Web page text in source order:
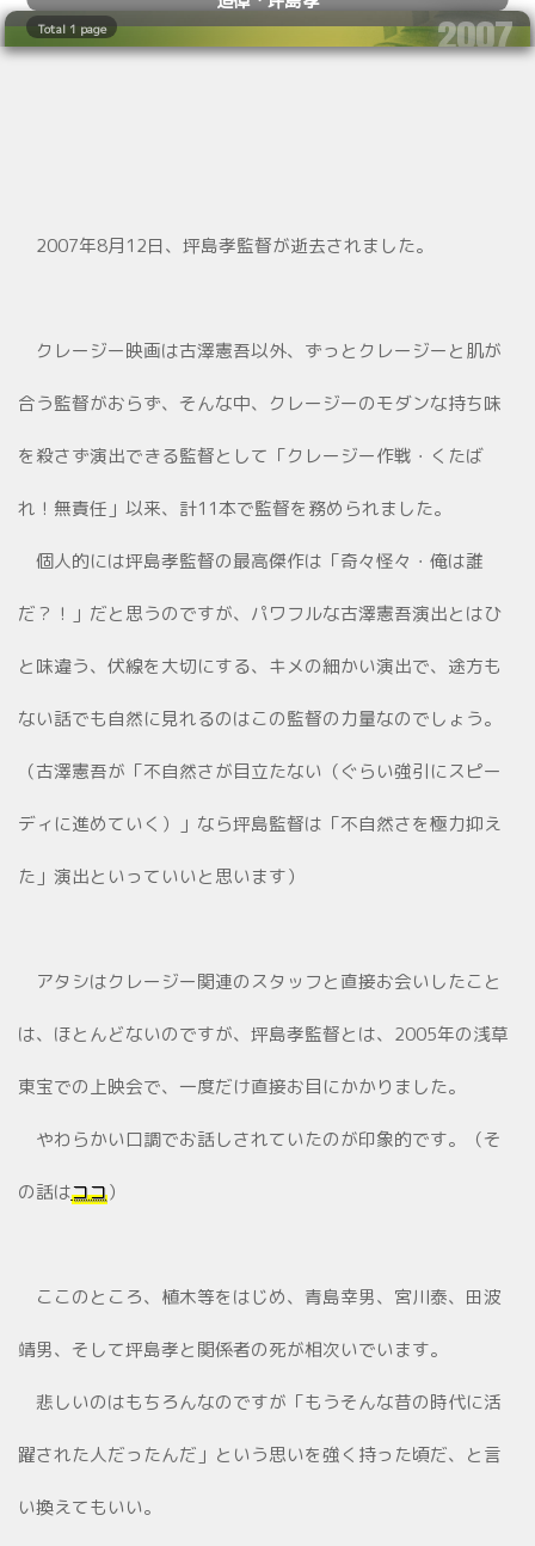
2007
08.26
Total 1 page
2007年8月12日、坪島孝監督が逝去されました。
クレージー映画は古澤憲吾以外、ずっとクレージーと肌が
合う監督がおらず、そんな中、クレージーのモダンな持ち味
を殺さず演出できる監督として「クレージー作戦・くたば
れ！無責任」以来、計11本で監督を務められました。
個人的には坪島孝監督の最高傑作は「奇々怪々・俺は誰
だ？！」だと思うのですが、パワフルな古澤憲吾演出とはひ
と味違う、伏線を大切にする、キメの細かい演出で、途方も
ない話でも自然に見れるのはこの監督の力量なのでしょう。
（古澤憲吾が「不自然さが目立たない（ぐらい強引にスピー
ディに進めていく）」なら坪島監督は「不自然さを極力抑え
た」演出といっていいと思います）
アタシはクレージー関連のスタッフと直接お会いしたこと
は、ほとんどないのですが、坪島孝監督とは、2005年の浅草
東宝での上映会で、一度だけ直接お目にかかりました。
やわらかい口調でお話しされていたのが印象的です。（そ
の話はココ）
ここのところ、植木等をはじめ、青島幸男、宮川泰、田波
靖男、そして坪島孝と関係者の死が相次いでいます。
悲しいのはもちろんなのですが「もうそんな昔の時代に活
躍された人だったんだ」という思いを強く持った頃だ、と言
い換えてもいい。